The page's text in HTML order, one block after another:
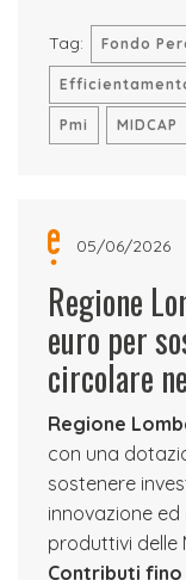
Tag: Fondo
Pmi MIDCAP
05/06/2026
Regione
euro per
circolare
Regione
con una
sostenere
innovazione
produttivi delle
Contributi fino